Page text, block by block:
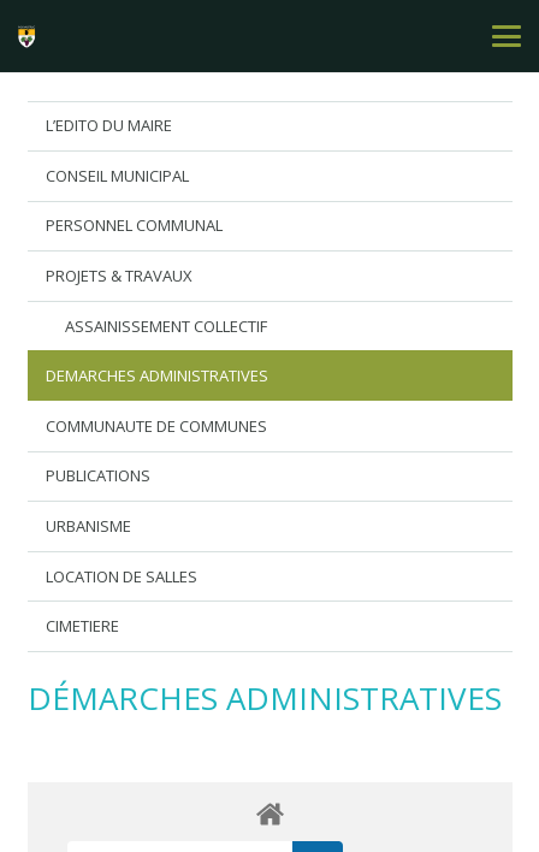
L’EDITO DU MAIRE
CONSEIL MUNICIPAL
PERSONNEL COMMUNAL
PROJETS & TRAVAUX
ASSAINISSEMENT COLLECTIF
DEMARCHES ADMINISTRATIVES
COMMUNAUTE DE COMMUNES
PUBLICATIONS
URBANISME
LOCATION DE SALLES
CIMETIERE
DÉMARCHES ADMINISTRATIVES